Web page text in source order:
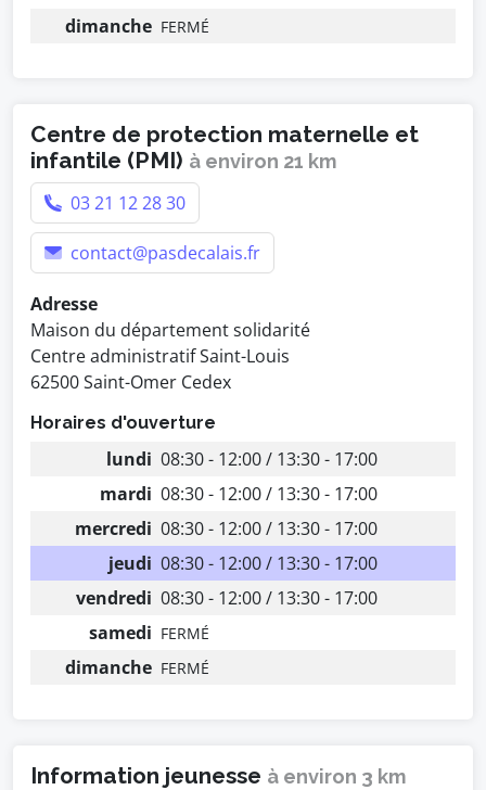
dimanche FERMÉ
Centre de protection maternelle et
infantile (PMI) à environ 21 km
03 21 12 28 30
contact@pasdecalais.fr
Adresse
Maison du département solidarité
Centre administratif Saint-Louis
62500 Saint-Omer Cedex
Horaires d'ouverture
lundi 08:30 - 12:00 / 13:30 - 17:00
mardi 08:30 - 12:00 / 13:30 - 17:00
mercredi 08:30 - 12:00 / 13:30 - 17:00
jeudi 08:30 - 12:00 / 13:30 - 17:00
vendredi 08:30 - 12:00 / 13:30 - 17:00
samedi FERMÉ
dimanche FERMÉ
Information jeunesse à environ 3 km